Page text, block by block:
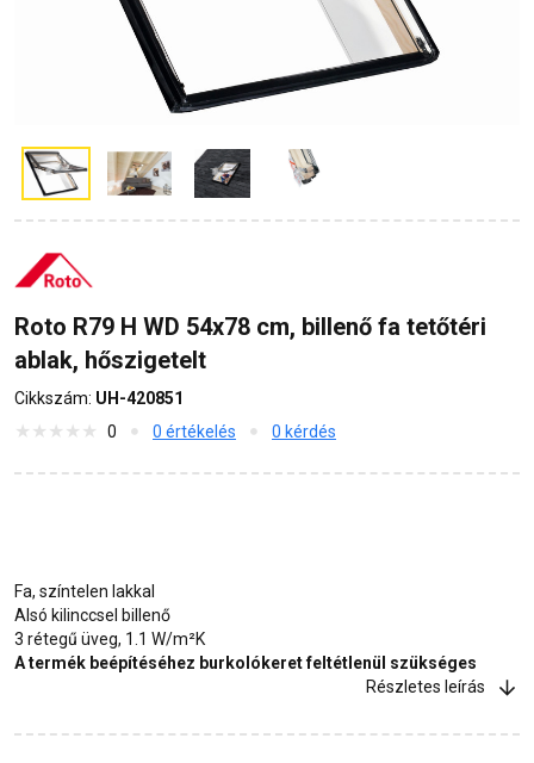
Roto R79 H WD 54x78 cm, billenő fa tetőtéri
ablak, hőszigetelt
Cikkszám: UH-420851
0
0 értékelés 0 kérdés
Fa, színtelen lakkal
Alsó kilinccsel billenő
3 rétegű üveg, 1.1 W/m²K
A termék beépítéséhez burkolókeret feltétlenül szükséges
Részletes leírás